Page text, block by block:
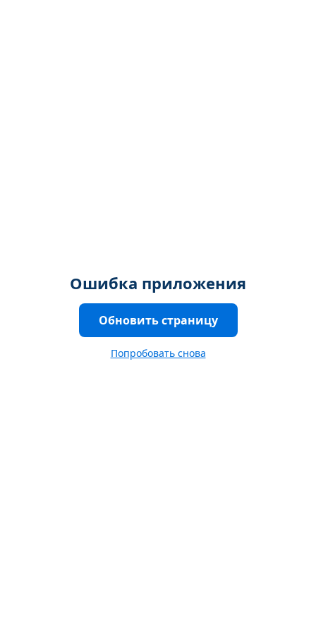
Ошибка приложения
Обновить страницу
Попробовать снова